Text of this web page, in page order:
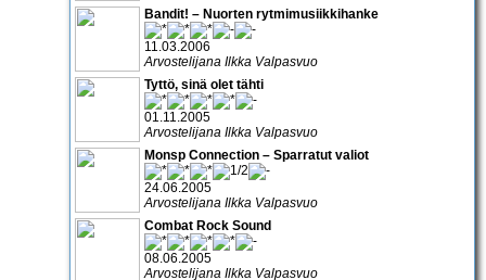
Bandit! – Nuorten rytmimusiikkihanke
11.03.2006
Arvostelijana Ilkka Valpasvuo
Tyttö, sinä olet tähti
01.11.2005
Arvostelijana Ilkka Valpasvuo
Monsp Connection – Sparratut valiot
24.06.2005
Arvostelijana Ilkka Valpasvuo
Combat Rock Sound
08.06.2005
Arvostelijana Ilkka Valpasvuo